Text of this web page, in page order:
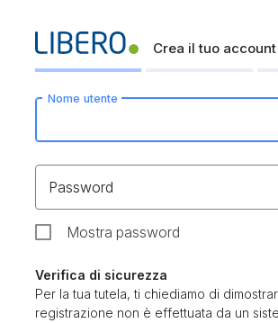
Crea il tuo
Nome utente
Password
Mostra password
Verifica di sicurezza
Per la tua tutela, ti chiediamo di
registrazione non è effettuata da un